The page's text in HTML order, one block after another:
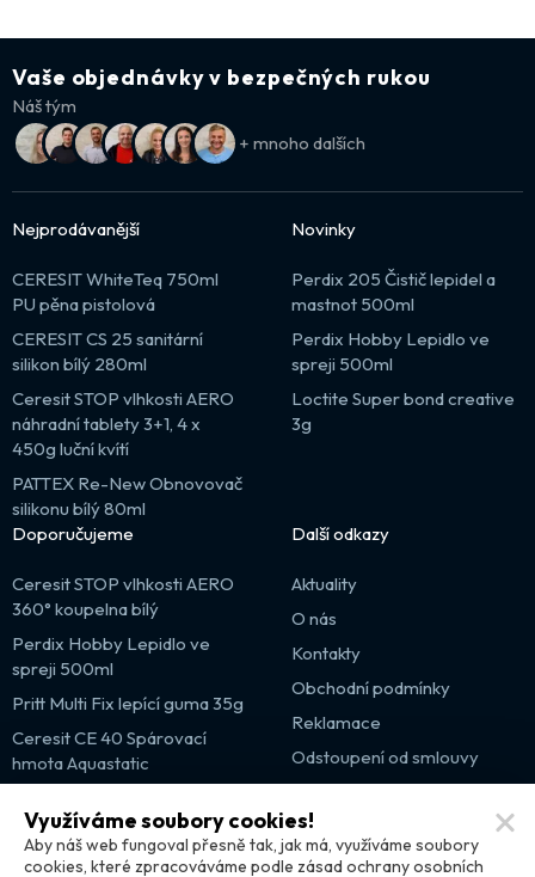
Vaše objednávky v bezpečných rukou
Náš tým
+ mnoho dalších
Nejprodávanější
CERESIT WhiteTeq 750ml
PU pěna pistolová
CERESIT CS 25 sanitární
silikon bílý 280ml
Ceresit STOP vlhkosti AERO
náhradní tablety 3+1, 4 x
450g luční kvítí
PATTEX Re-New Obnovovač
silikonu bílý 80ml
Novinky
Perdix 205 Čistič lepidel a
mastnot 500ml
Perdix Hobby Lepidlo ve
spreji 500ml
Loctite Super bond creative
3g
Doporučujeme
Ceresit STOP vlhkosti AERO
360° koupelna bílý
Perdix Hobby Lepidlo ve
spreji 500ml
Pritt Multi Fix lepící guma 35g
Ceresit CE 40 Spárovací
hmota Aquastatic
Další odkazy
Aktuality
O nás
Kontakty
Obchodní podmínky
Reklamace
Odstoupení od smlouvy
Výprodej
Partnerské weby
Využíváme soubory cookies!
Aby náš web fungoval přesně tak, jak má, využíváme soubory
cookies, které zpracováváme podle zásad ochrany osobních